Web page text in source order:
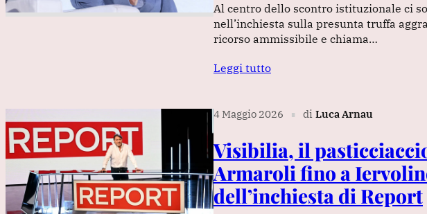
Al centro dello scontro istituzionale ci
nell’inchiesta sulla presunta truffa
ricorso ammissibile e chiama…
Leggi tutto
4 Maggio 2026 ∎ di Luca Arnau
Visibilia, il
Armaroli fino a
dell’inchiesta di Report